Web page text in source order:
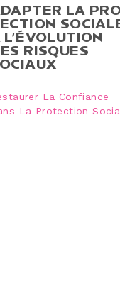
LA
L’ÉVOLUTION
RISQUES
La Confiance
La Protection